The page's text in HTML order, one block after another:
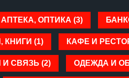
АПТЕКА, ОПТИКА (3)
КНИГИ (1) КАФЕ И
СВЯЗЬ (2) ОДЕЖДА И